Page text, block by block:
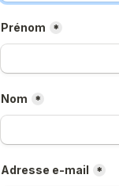
Prénom *
Nom *
Adresse e-mail *